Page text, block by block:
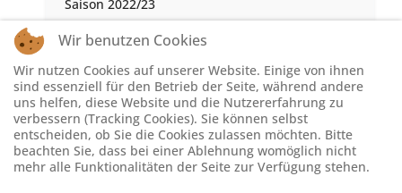
Saison 2022/23
Saison 2021/22
Saison 2019/20
Saison 2018/19
Saison 2017/18
Saison 2016/17
Wir benutzen Cookies
Wir nutzen Cookies auf unserer Website. Einige von ihnen
sind essenziell für den Betrieb der Seite, während andere
uns helfen, diese Website und die Nutzererfahrung zu
verbessern (Tracking Cookies). Sie können selbst
entscheiden, ob Sie die Cookies zulassen möchten. Bitte
beachten Sie, dass bei einer Ablehnung womöglich nicht
mehr alle Funktionalitäten der Seite zur Verfügung stehen.